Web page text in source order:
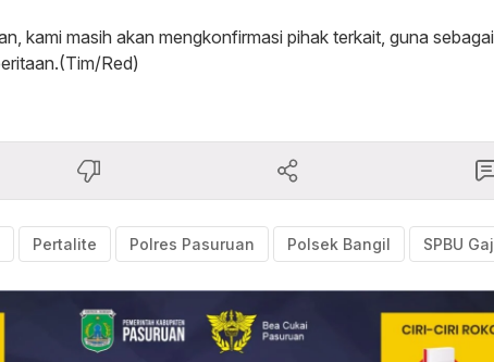
kami masih akan mengkonfirmasi pihak terkait, guna sebagai
Red)
Pertalite Polres Pasuruan Polsek Bangil